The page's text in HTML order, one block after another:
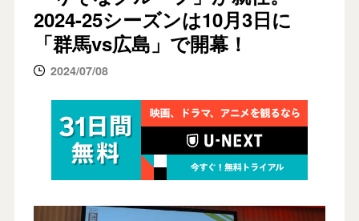
2024-25シーズンは10月3日に
「群馬vs広島」で開幕！
2024/07/08